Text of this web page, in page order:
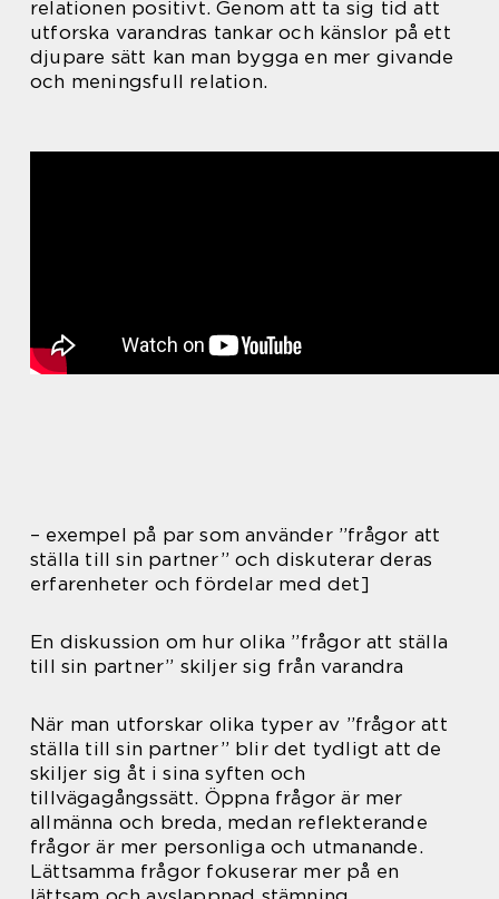
relationen positivt. Genom att ta sig tid att
utforska varandras tankar och känslor på ett
djupare sätt kan man bygga en mer givande
och meningsfull relation.
– exempel på par som använder ”frågor att
ställa till sin partner” och diskuterar deras
erfarenheter och fördelar med det]
En diskussion om hur olika ”frågor att ställa
till sin partner” skiljer sig från varandra
När man utforskar olika typer av ”frågor att
ställa till sin partner” blir det tydligt att de
skiljer sig åt i sina syften och
tillvägagångssätt. Öppna frågor är mer
allmänna och breda, medan reflekterande
frågor är mer personliga och utmanande.
Lättsamma frågor fokuserar mer på en